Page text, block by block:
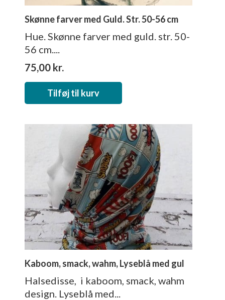
Skønne farver med Guld. Str. 50-56 cm
Hue. Skønne farver med guld. str. 50-
56 cm....
75,00 kr.
Tilføj til kurv
Kaboom, smack, wahm, Lyseblå med gul
Halsedisse, i kaboom, smack, wahm
design. Lyseblå med...